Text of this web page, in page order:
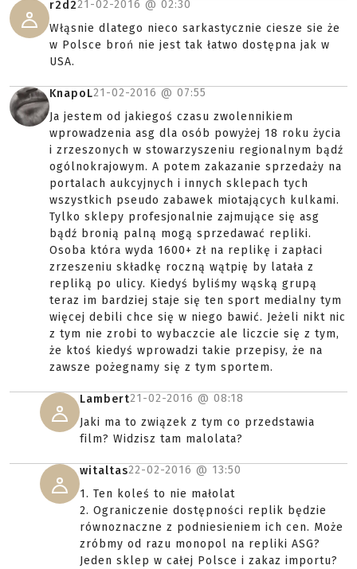
r2d221-02-2016 @ 02:30
Włąsnie dlatego nieco sarkastycznie ciesze sie że
w Polsce broń nie jest tak łatwo dostępna jak w
USA.
KnapoL21-02-2016 @ 07:55
Ja jestem od jakiegoś czasu zwolennikiem
wprowadzenia asg dla osób powyżej 18 roku życia
i zrzeszonych w stowarzyszeniu regionalnym bądź
ogólnokrajowym. A potem zakazanie sprzedaży na
portalach aukcyjnych i innych sklepach tych
wszystkich pseudo zabawek miotających kulkami.
Tylko sklepy profesjonalnie zajmujące się asg
bądź bronią palną mogą sprzedawać repliki.
Osoba która wyda 1600+ zł na replikę i zapłaci
zrzeszeniu składkę roczną wątpię by latała z
repliką po ulicy. Kiedyś byliśmy wąską grupą
teraz im bardziej staje się ten sport medialny tym
więcej debili chce się w niego bawić. Jeżeli nikt nic
z tym nie zrobi to wybaczcie ale liczcie się z tym,
że ktoś kiedyś wprowadzi takie przepisy, że na
zawsze pożegnamy się z tym sportem.
Lambert21-02-2016 @ 08:18
Jaki ma to związek z tym co przedstawia
film? Widzisz tam malolata?
witaltas22-02-2016 @ 13:50
1. Ten koleś to nie małolat
2. Ograniczenie dostępności replik będzie
równoznaczne z podniesieniem ich cen. Może
zróbmy od razu monopol na repliki ASG?
Jeden sklep w całej Polsce i zakaz importu?